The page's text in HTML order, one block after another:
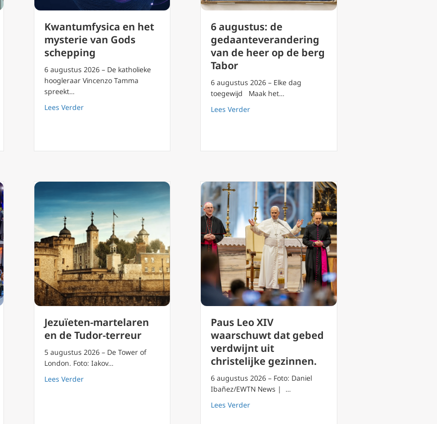
van Cornillon ( Sacramentsdag)
Kwantumfysica en het
mysterie van Gods
schepping
6 augustus 2026 – De katholieke
hoogleraar Vincenzo Tamma
spreekt…
Lees Verderabout Kwantumfysica en het mysterie van Gods schepping
6 augustus: de
gedaanteverandering
van de heer op de berg
Tabor
6 augustus 2026 – Elke dag
toegewijd Maak het…
Lees Verderabout 6 augustus: de gedaanteverandering van de
Jezuïeten-martelaren
en de Tudor-terreur
5 augustus 2026 – De Tower of
London. Foto: Iakov…
Lees Verderabout Jezuïeten-martelaren en de Tudor-terreur
Paus Leo XIV
waarschuwt dat gebed
verdwijnt uit
christelijke gezinnen.
6 augustus 2026 – Foto: Daniel
Ibañez/EWTN News | …
Lees Verderabout Paus Leo XIV waarschuwt dat gebed verdwijnt